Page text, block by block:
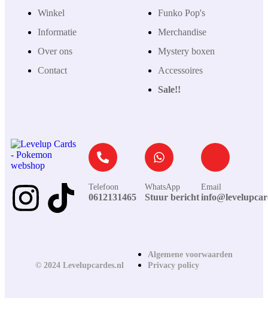
Winkel
Informatie
Over ons
Contact
Funko Pop's
Merchandise
Mystery boxen
Accessoires
Sale!!
Telefoon
0612131465
WhatsApp
Stuur bericht
Email
© 2024 Levelupcardes.nl
Algemene voorwaarden
Privacy policy